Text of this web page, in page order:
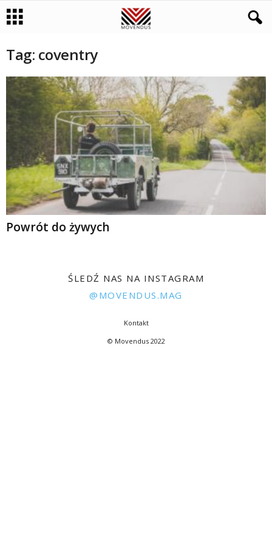
Tag: coventry
Powrót do żywych
ŚLEDŹ NAS NA INSTAGRAM
@MOVENDUS.MAG
Kontakt
© Movendus 2022